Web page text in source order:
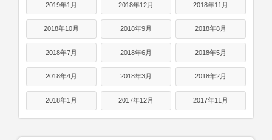
2019年1月 2018年12月 2018年11月
2018年10月 2018年9月 2018年8月
2018年7月 2018年6月 2018年5月
2018年4月 2018年3月 2018年2月
2018年1月 2017年12月 2017年11月